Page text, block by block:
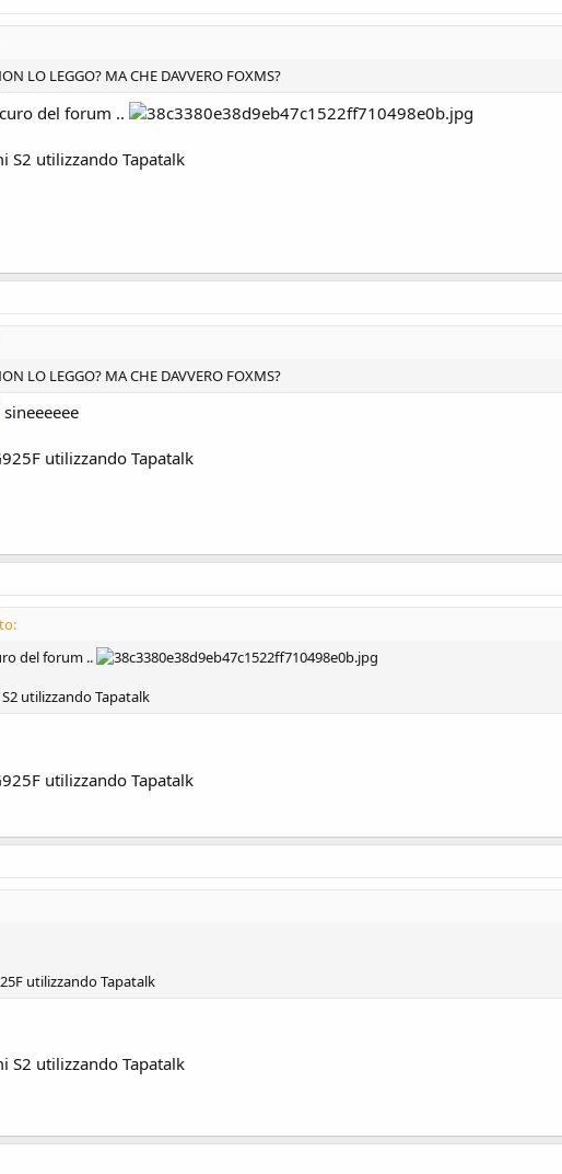
LO LEGGO? MA CHE DAVVERO FOXMS?
del forum ..
S2 utilizzando Tapatalk
LO LEGGO? MA CHE DAVVERO FOXMS?
sineeeeee
utilizzando Tapatalk
del forum ..
utilizzando Tapatalk
utilizzando Tapatalk
utilizzando Tapatalk
S2 utilizzando Tapatalk